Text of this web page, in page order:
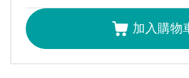
張禎元
技術專題主編前言｜智慧工廠技
吳志平
加入購物